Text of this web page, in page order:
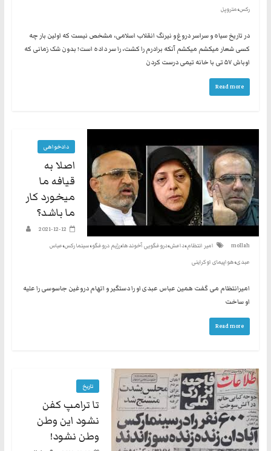
رکس،متروپل
در تاریخ سیاه و سراسر دروغ و نیرنگ انقلاب اسلامی، مشخص نیست که اولین بار چه
کسی شعار میکشم میکشم آنکه برادرم را کشت، را سر داده است! بدون شک زمانی که
اوباش ۵۷ تی با خانه تیمی درست کردن
Read more
دادخواهی
اصلا به
قیافه ما
میخورد کار
ما باشد؟
2021-12-12
mollah
امیر انتظام،داعش،دروغگویی آخوندها،رژیم دروغگو،سینما رکس،عباس
عبدی،هواپیمای اوکراینی
امیرانتظام می گفت همین عباس عبدی او را دستگیر و اتهام دروغین جاسوسی را علیه
او ساخت
Read more
تاریخ
تا ترامپ کفن
نشود این وطن
وطن نشود!